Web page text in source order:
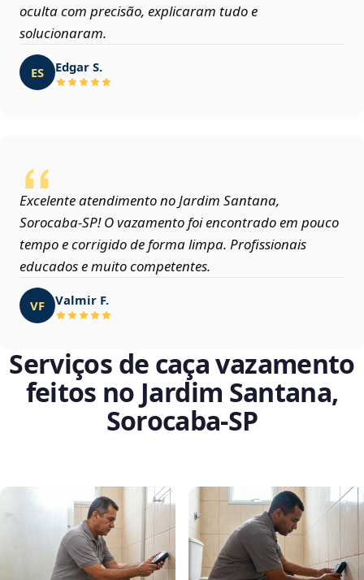
oculta com precisão, explicaram tudo e
solucionaram.
ES Edgar S.
Excelente atendimento no Jardim Santana,
Sorocaba‑SP! O vazamento foi encontrado em pouco
tempo e corrigido de forma limpa. Profissionais
educados e muito competentes.
VF Valmir F.
Serviços de caça vazamento
feitos no Jardim Santana,
Sorocaba‑SP